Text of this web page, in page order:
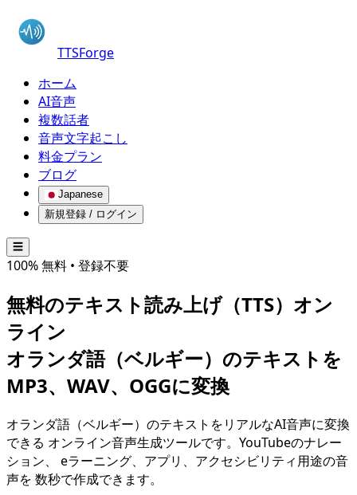
TTSForge
ホーム
AI音声
複数話者
音声文字起こし
料金プラン
ブログ
Japanese
新規登録 / ログイン
☰
100% 無料 • 登録不要
無料のテキスト読み上げ（TTS）オン
ライン
オランダ語（ベルギー） のテキストを
MP3、WAV、OGGに変換
オランダ語（ベルギー） のテキストをリアルなAI音声に変換
できる オンライン音声生成ツールです。YouTubeのナレー
ション、 eラーニング、アプリ、アクセシビリティ用途の音
声を 数秒で作成できます。